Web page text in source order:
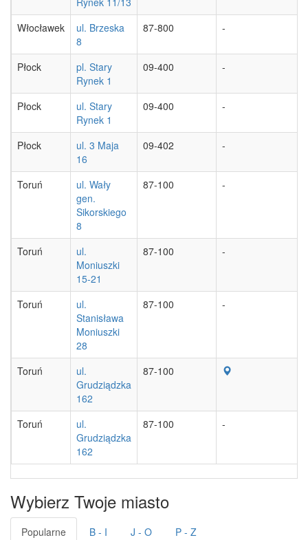
Włocławek
ul. Brzeska
8
87-800 -
Płock
pl. Stary
Rynek 1
09-400 -
Płock
ul. Stary
Rynek 1
09-400 -
Płock
ul. 3 Maja
16
09-402 -
Toruń
ul. Wały
gen.
Sikorskiego
8
87-100 -
Toruń
ul.
Moniuszki
15-21
87-100 -
Toruń
ul.
Stanisława
Moniuszki
28
87-100 -
Toruń
ul.
Grudziądzka
162
87-100
Toruń
ul.
Grudziądzka
162
87-100 -
Wybierz Twoje miasto
Popularne B - I J - O P - Z